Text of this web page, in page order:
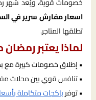
اسعار مفارش سرير في
تطلقها المتاجر.
لماذا يعتبر
• إطلاق خصومات كبيرة مع
• تنافس قوي بين محلات
• توفرباكجات متكاملة